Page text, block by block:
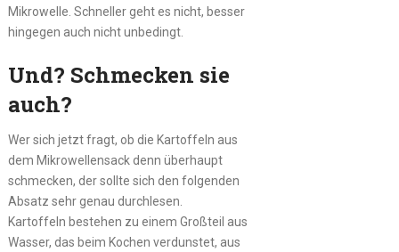
Mikrowelle. Schneller geht es nicht, besser
hingegen auch nicht unbedingt.
Und? Schmecken sie
auch?
Wer sich jetzt fragt, ob die Kartoffeln aus
dem Mikrowellensack denn überhaupt
schmecken, der sollte sich den folgenden
Absatz sehr genau durchlesen.
Kartoffeln bestehen zu einem Großteil aus
Wasser, das beim Kochen verdunstet, aus